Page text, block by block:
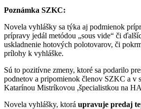
Poznámka SZKC:
Novela vyhlášky sa týka aj podmienok
prípravy jedál metódou „sous vide“ či
uskladnenie hotových polotovarov, či
prílohy k vyhláške.
Sú to pozitívne zmeny, ktoré sa podarilo
podnetov a pripomienok členov SZKC a v
Katarínou Mistríkovou ,špecialistkou na
Novela vyhlášky, ktorá upravuje predaj